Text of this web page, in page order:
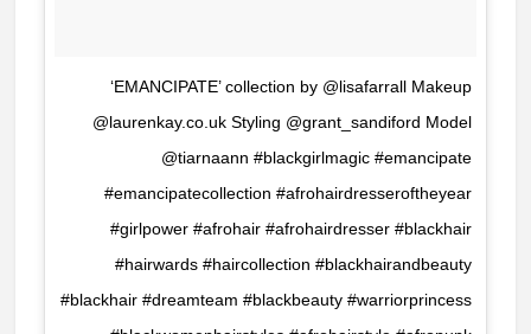
‘EMANCIPATE’ collection by @lisafarrall Makeup
@laurenkay.co.uk Styling @grant_sandiford Model
@tiarnaann #blackgirlmagic #emancipate
#emancipatecollection #afrohairdresseroftheyear
#girlpower #afrohair #afrohairdresser #blackhair
#hairwards #haircollection #blackhairandbeauty
#blackhair #dreamteam #blackbeauty #warriorprincess